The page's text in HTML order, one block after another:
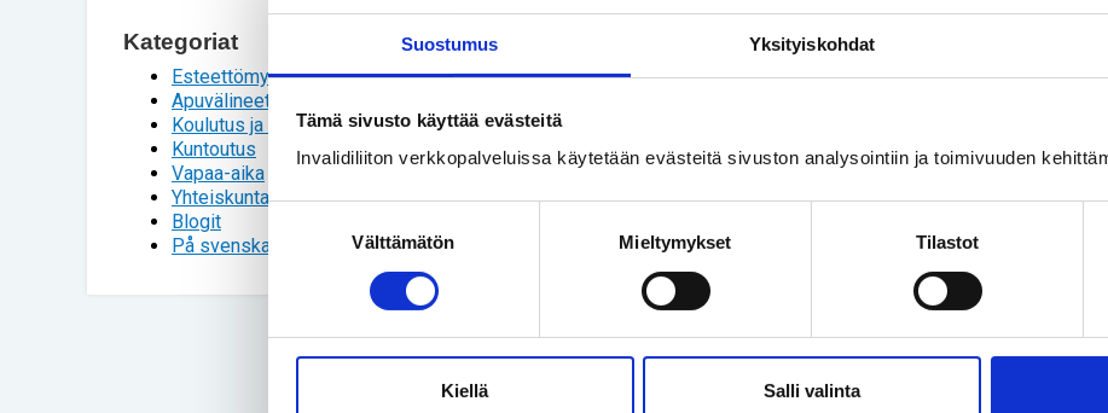
Suostumus Yksityiskohdat
Tämä sivusto käyttää evästeitä
Invalidiliiton verkkopalveluissa käytetään evästeitä sivuston analysointiin ja toimivuuden
valinta
Välttämätön Mieltymykset Tilastot
Kiellä Salli valinta
Kategoriat
Esteettömyys
Apuvälineet
Koulutus ja työelämä
Kuntoutus
Vapaa-aika
Yhteiskunta
Blogit
På svenska
ihmisiä